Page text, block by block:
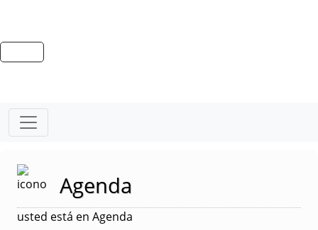
Agenda
usted está en Agenda